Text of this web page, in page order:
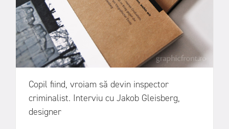
Copil fiind, vroiam să devin inspector
criminalist. Interviu cu Jakob Gleisberg,
designer